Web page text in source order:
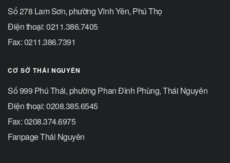
Số 278 Lam Sơn, phường Vĩnh Yên, Phú Thọ
Điện thoại: 0211.386.7405
Fax: 0211.386.7391
CƠ SỞ THÁI NGUYÊN
Số 999 Phú Thái, phường Phan Đình Phùng, Thái Nguyên
Điện thoại: 0208.385.6545
Fax: 0208.374.6975
Fanpage Thái Nguyên